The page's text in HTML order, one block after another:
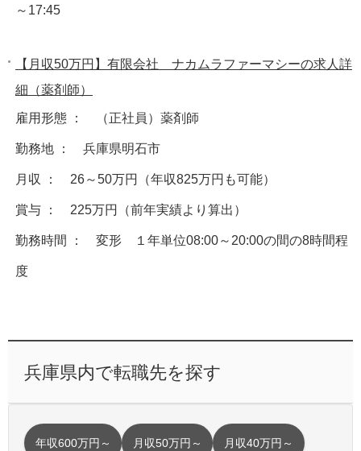
～17:45
【月収50万円】有限会社 ナカムラファーマシーの求人詳
細（薬剤師）
雇用形態 ： （正社員）薬剤師
勤務地 ： 兵庫県明石市
月収 ： 26～50万円（年収825万円も可能）
賞与 ： 225万円（前年実績より算出）
勤務時間 ： 変形 １年単位08:00～20:00の間の8時間程
度
兵庫県内で転職先を探す
年収600万円～ 月収50万円～ 月収40万円～